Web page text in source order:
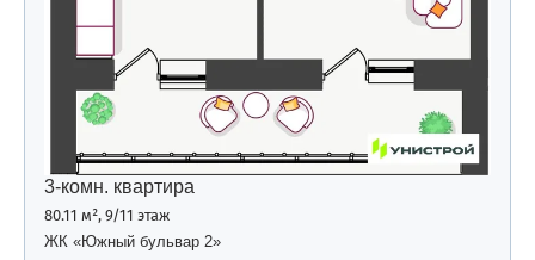
3-комн. квартира
80.11 м², 9/11 этаж
ЖК «Южный бульвар 2»